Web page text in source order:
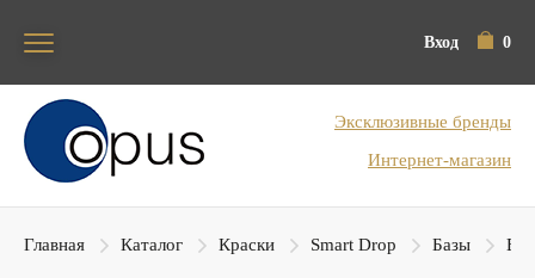
Вход 0
Блок поиска
Эксклюзивные бренды
Интернет-магазин
Главная Каталог Краски Smart Drop Базы